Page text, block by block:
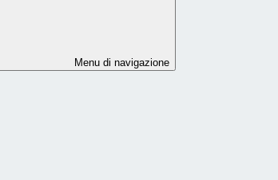
Menu di navigazione